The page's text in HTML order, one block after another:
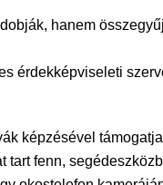
hanem
érdekképviseleti
képzésével
tart fenn,